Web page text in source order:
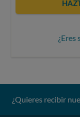
¿Eres
¿Quieres recibir